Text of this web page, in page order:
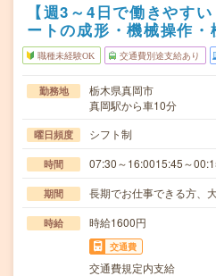
【週3～4日で働きやす
ートの成形・機械操作
職種未経験OK 交通費別途支給あり
勤務地
栃木県真岡市
真岡駅から車10分
曜日頻度 シフト制
時間 07:30～16:0015:45～
期間 長期でお仕事できる方、
時給 時給1600円
交通費
交通費規定内支給